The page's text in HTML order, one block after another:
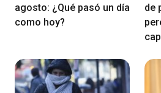
agosto: ¿Qué pasó un día
como hoy?
de